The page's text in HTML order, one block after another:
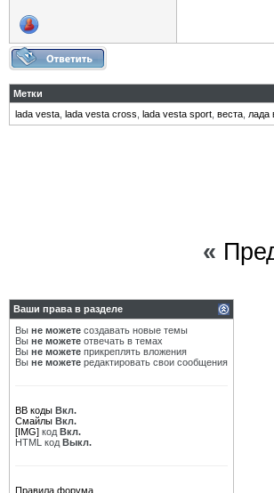
Метки
lada vesta lada vesta cross lada vesta sport веста лада
«
Ваши права в разделе
Вы не можете создавать новые темы
Вы не можете отвечать в темах
Вы не можете прикреплять вложения
Вы не можете редактировать свои сообщения
BB коды Вкл.
Смайлы Вкл.
[IMG] код Вкл.
HTML код Выкл.
Правила форума